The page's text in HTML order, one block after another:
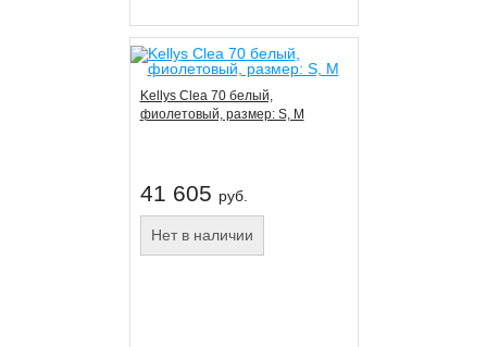
Kellys Clea 70 белый,
фиолетовый, размер: S, M
41 605 руб.
Нет в наличии